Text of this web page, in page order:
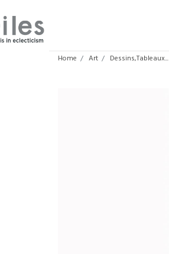
Home Art Dessins,Tableaux...